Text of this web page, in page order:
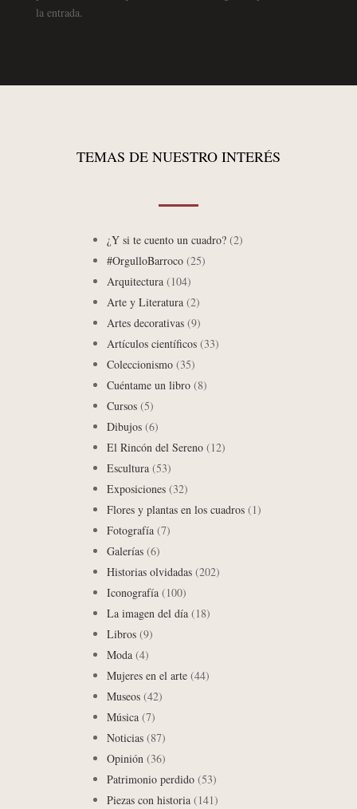
la entrada.
TEMAS DE NUESTRO INTERÉS
¿Y si te cuento un cuadro?(2)
#OrgulloBarroco(25)
Arquitectura(104)
Arte y Literatura(2)
Artes decorativas(9)
Artículos científicos(33)
Coleccionismo(35)
Cuéntame un libro(8)
Cursos(5)
Dibujos(6)
El Rincón del Sereno(12)
Escultura(53)
Exposiciones(32)
Flores y plantas en los cuadros(1)
Fotografía(7)
Galerías(6)
Historias olvidadas(202)
Iconografía(100)
La imagen del día(18)
Libros(9)
Moda(4)
Mujeres en el arte(44)
Museos(42)
Música(7)
Noticias(87)
Opinión (36)
Patrimonio perdido(53)
Piezas con historia(141)